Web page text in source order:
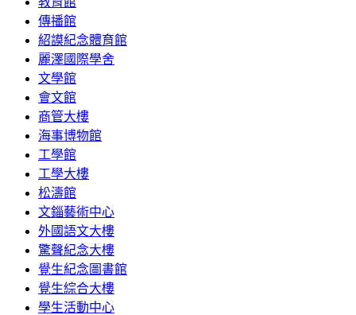
傳播館
紹謨紀念體育館
麗澤國際學舍
文學館
會文館
商管大樓
海事博物館
工學館
工學大樓
松濤館
文錙藝術中心
外國語文大樓
驚聲紀念大樓
覺生紀念圖書館
覺生綜合大樓
學生活動中心